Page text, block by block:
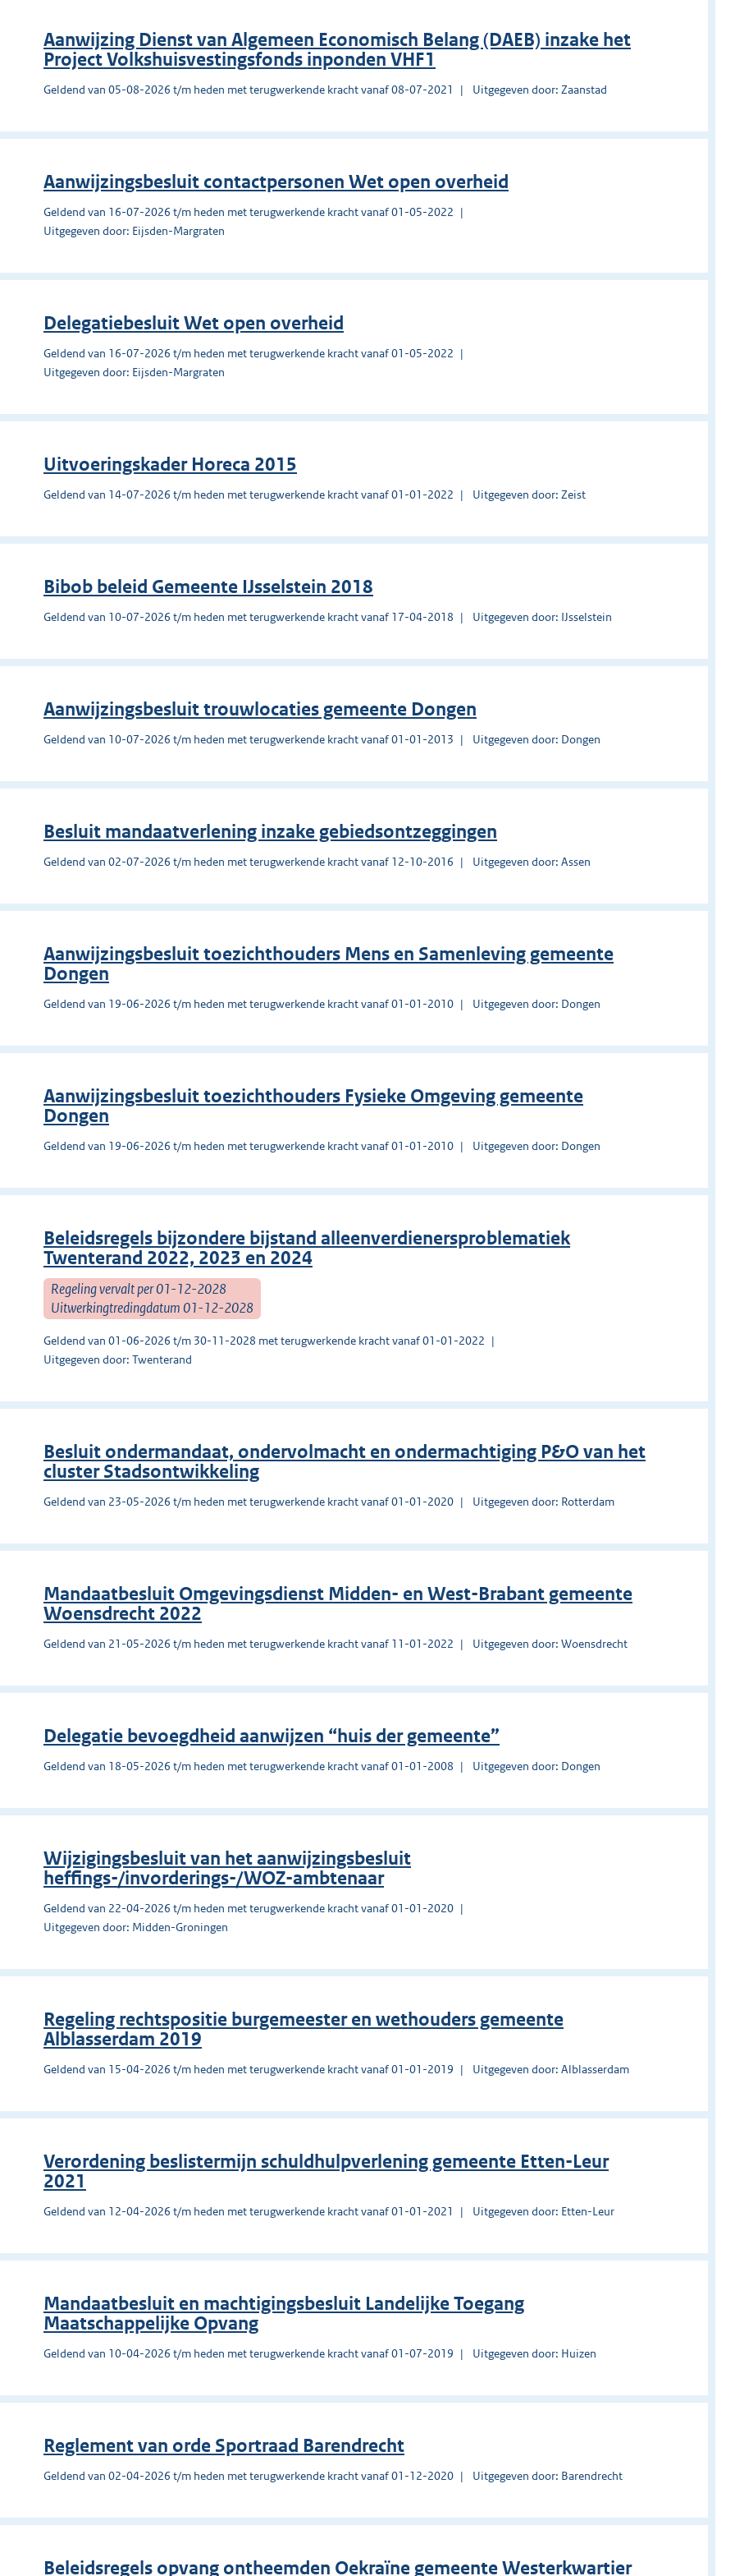
Aanwijzing Dienst van Algemeen Economisch Belang (DAEB) inzake het
Project Volkshuisvestingsfonds inponden VHF1
Geldend van 05-08-2026 t/m heden met terugwerkende kracht vanaf 08-07-2021 Uitgegeven door: Zaanstad
Aanwijzingsbesluit contactpersonen Wet open overheid
Geldend van 16-07-2026 t/m heden met terugwerkende kracht vanaf 01-05-2022
Uitgegeven door: Eijsden-Margraten
Delegatiebesluit Wet open overheid
Geldend van 16-07-2026 t/m heden met terugwerkende kracht vanaf 01-05-2022
Uitgegeven door: Eijsden-Margraten
Uitvoeringskader Horeca 2015
Geldend van 14-07-2026 t/m heden met terugwerkende kracht vanaf 01-01-2022 Uitgegeven door: Zeist
Bibob beleid Gemeente IJsselstein 2018
Geldend van 10-07-2026 t/m heden met terugwerkende kracht vanaf 17-04-2018 Uitgegeven door: IJsselstein
Aanwijzingsbesluit trouwlocaties gemeente Dongen
Geldend van 10-07-2026 t/m heden met terugwerkende kracht vanaf 01-01-2013 Uitgegeven door: Dongen
Besluit mandaatverlening inzake gebiedsontzeggingen
Geldend van 02-07-2026 t/m heden met terugwerkende kracht vanaf 12-10-2016 Uitgegeven door: Assen
Aanwijzingsbesluit toezichthouders Mens en Samenleving gemeente
Dongen
Geldend van 19-06-2026 t/m heden met terugwerkende kracht vanaf 01-01-2010 Uitgegeven door: Dongen
Aanwijzingsbesluit toezichthouders Fysieke Omgeving gemeente
Dongen
Geldend van 19-06-2026 t/m heden met terugwerkende kracht vanaf 01-01-2010 Uitgegeven door: Dongen
Beleidsregels bijzondere bijstand alleenverdienersproblematiek
Twenterand 2022, 2023 en 2024
Regeling vervalt per 01-12-2028
Uitwerkingtredingdatum 01-12-2028
Geldend van 01-06-2026 t/m 30-11-2028 met terugwerkende kracht vanaf 01-01-2022
Uitgegeven door: Twenterand
Besluit ondermandaat, ondervolmacht en ondermachtiging P&O van het
cluster Stadsontwikkeling
Geldend van 23-05-2026 t/m heden met terugwerkende kracht vanaf 01-01-2020 Uitgegeven door: Rotterdam
Mandaatbesluit Omgevingsdienst Midden- en West-Brabant gemeente
Woensdrecht 2022
Geldend van 21-05-2026 t/m heden met terugwerkende kracht vanaf 11-01-2022 Uitgegeven door: Woensdrecht
Delegatie bevoegdheid aanwijzen “huis der gemeente”
Geldend van 18-05-2026 t/m heden met terugwerkende kracht vanaf 01-01-2008 Uitgegeven door: Dongen
Wijzigingsbesluit van het aanwijzingsbesluit
heffings-/invorderings-/WOZ-ambtenaar
Geldend van 22-04-2026 t/m heden met terugwerkende kracht vanaf 01-01-2020
Uitgegeven door: Midden-Groningen
Regeling rechtspositie burgemeester en wethouders gemeente
Alblasserdam 2019
Geldend van 15-04-2026 t/m heden met terugwerkende kracht vanaf 01-01-2019 Uitgegeven door: Alblasserdam
Verordening beslistermijn schuldhulpverlening gemeente Etten-Leur
2021
Geldend van 12-04-2026 t/m heden met terugwerkende kracht vanaf 01-01-2021 Uitgegeven door: Etten-Leur
Mandaatbesluit en machtigingsbesluit Landelijke Toegang
Maatschappelijke Opvang
Geldend van 10-04-2026 t/m heden met terugwerkende kracht vanaf 01-07-2019 Uitgegeven door: Huizen
Reglement van orde Sportraad Barendrecht
Geldend van 02-04-2026 t/m heden met terugwerkende kracht vanaf 01-12-2020 Uitgegeven door: Barendrecht
Beleidsregels opvang ontheemden Oekraïne gemeente Westerkwartier